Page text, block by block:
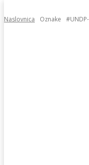
Naslovnica Oznake